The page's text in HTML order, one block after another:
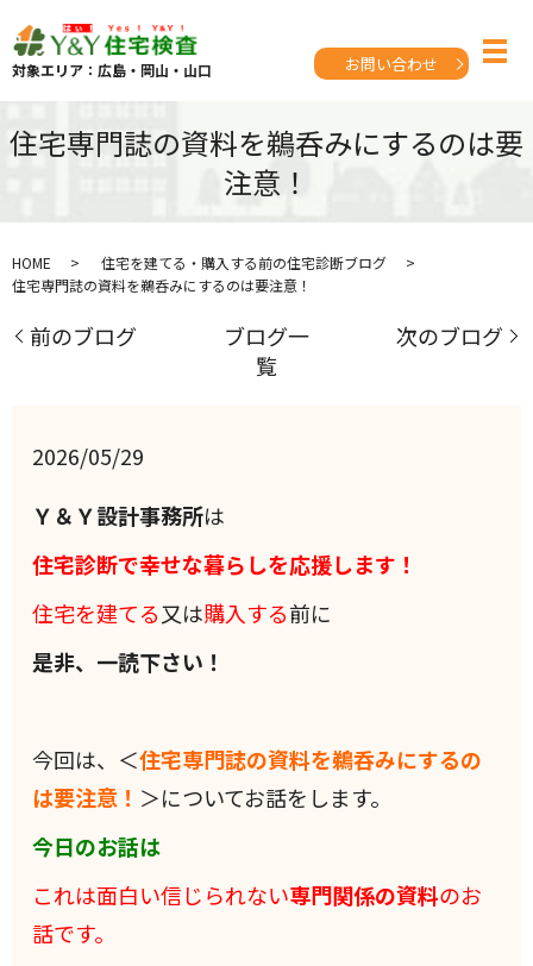
対象エリア：広島・岡山・山口 お問い合わせ
住宅専門誌の資料を鵜呑みにするのは要
注意！
HOME
住宅を建てる・購入する前の住宅診断ブログ
住宅専門誌の資料を鵜呑みにするのは要注意！
前のブログ
ブログ一
覧
次のブログ
2026/05/29
Ｙ＆Ｙ設計事務所は
住宅診断で幸せな暮らしを応援します！
住宅を建てる又は購入する前に
是非、一読下さい！
今回は、＜住宅専門誌の資料を鵜呑みにするの
は要注意！ ＞についてお話をします。
今日のお話は
これは面白い信じられない専門関係の資料のお
話です。